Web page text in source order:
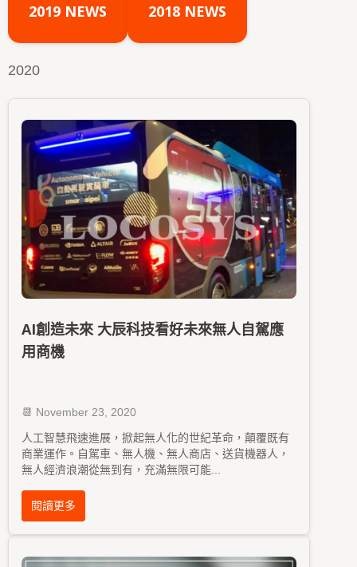
2019 NEWS 2018 NEWS
2020
AI創造未來 大辰科技看好未來無人自駕應
用商機
📆 November 23, 2020
人工智慧飛速進展，掀起無人化的世紀革命，顛覆既有
商業運作。自駕車、無人機、無人商店、送貨機器人，
無人經濟浪潮從無到有，充滿無限可能...
閱讀更多